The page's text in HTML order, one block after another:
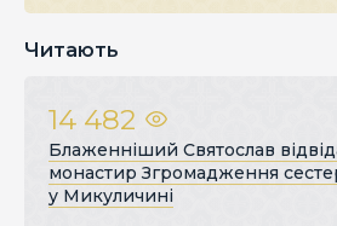
Читають
14 482
Блаженніший Святослав
монастир Згромадження
у Микуличині